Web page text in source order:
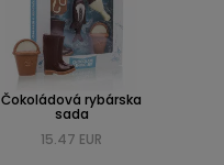
Čokoládová rybárska
sada
15.47 EUR